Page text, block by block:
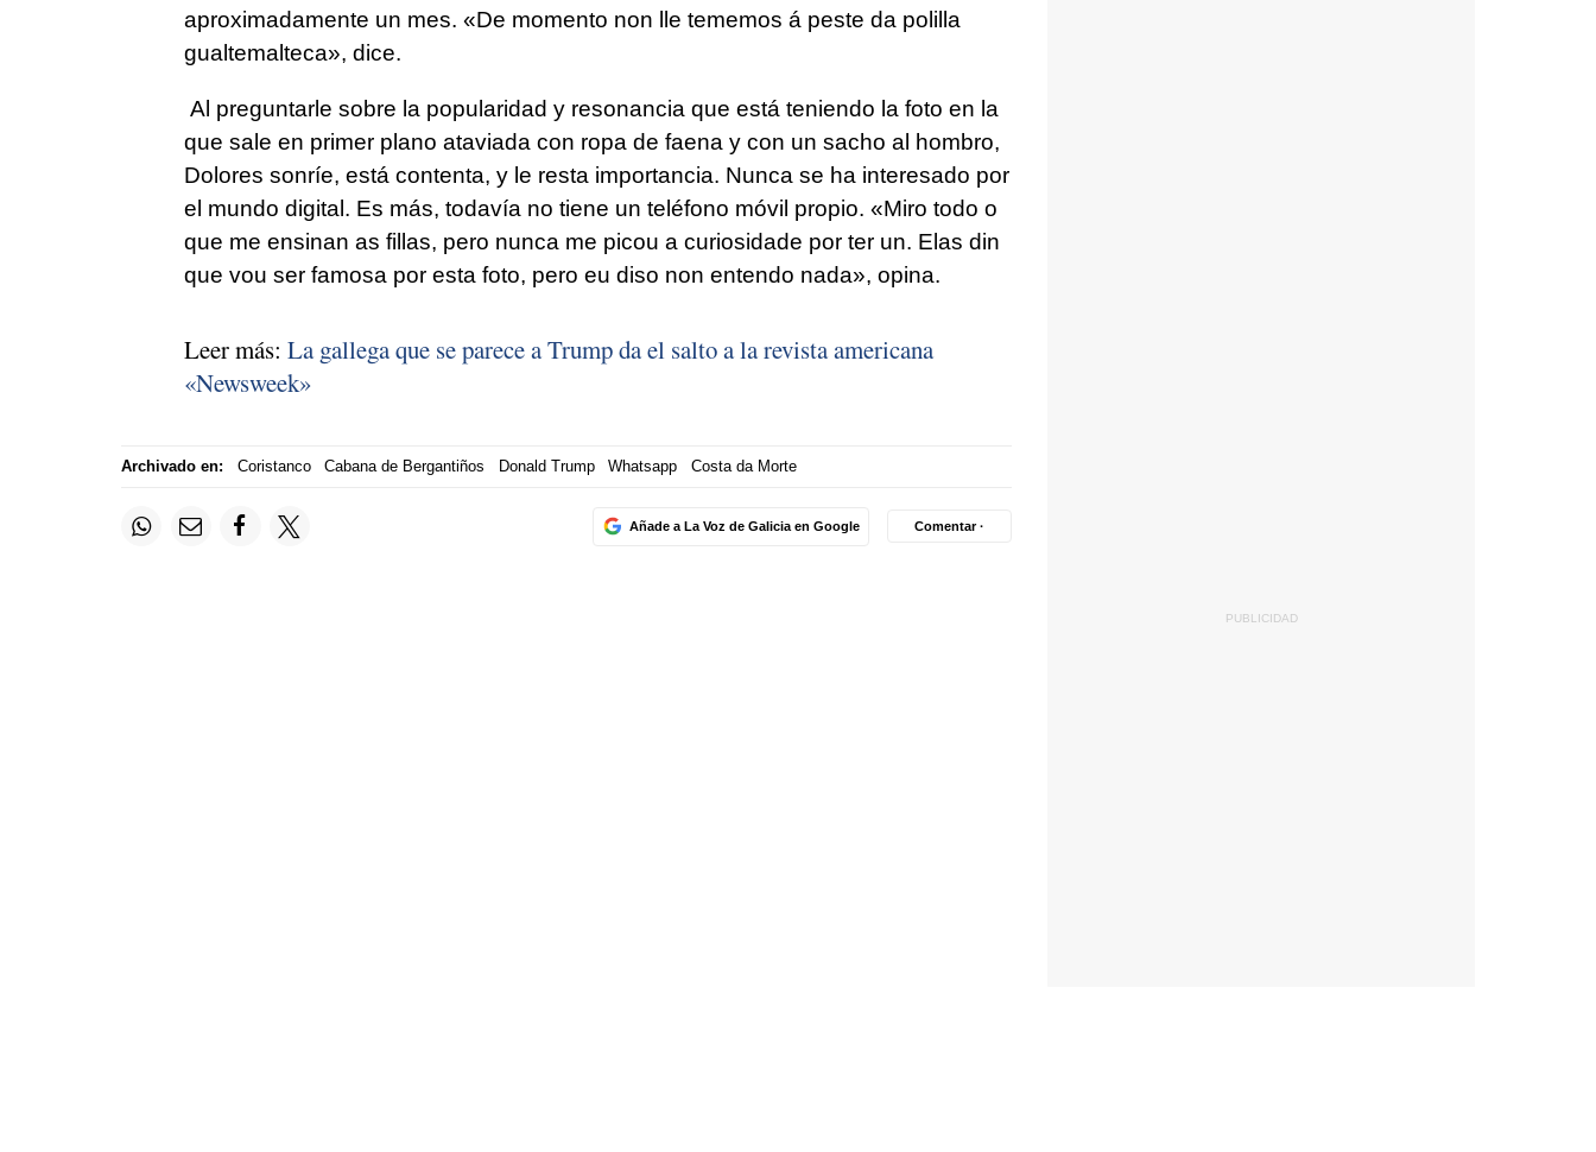
aproximadamente un mes. «De momento non lle tememos á peste da polilla
gualtemalteca», dice.
Al preguntarle sobre la popularidad y resonancia que está teniendo la foto en la
que sale en primer plano ataviada con ropa de faena y con un sacho al hombro,
Dolores sonríe, está contenta, y le resta importancia. Nunca se ha interesado por
el mundo digital. Es más, todavía no tiene un teléfono móvil propio. «Miro todo o
que me ensinan as fillas, pero nunca me picou a curiosidade por ter un. Elas din
que vou ser famosa por esta foto, pero eu diso non entendo nada», opina.
Leer más: La gallega que se parece a Trump da el salto a la revista americana
«Newsweek»
Archivado en: Coristanco Cabana de Bergantiños Donald Trump Whatsapp Costa da Morte
Añade a La Voz de Galicia en Google Comentar ·